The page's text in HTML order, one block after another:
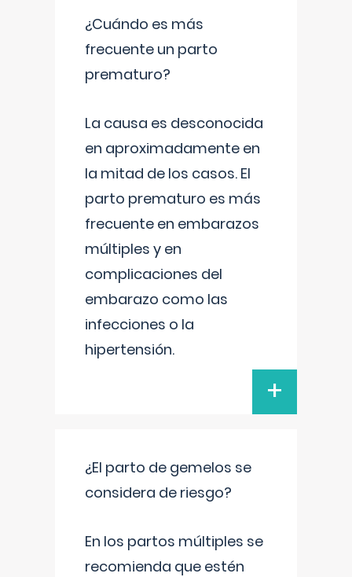
¿Cuándo es más
frecuente un parto
prematuro?
La causa es desconocida
en aproximadamente en
la mitad de los casos. El
parto prematuro es más
frecuente en embarazos
múltiples y en
complicaciones del
embarazo como las
infecciones o la
hipertensión.
+
¿El parto de gemelos se
considera de riesgo?
En los partos múltiples se
recomienda que estén